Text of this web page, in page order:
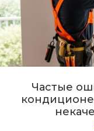
Частые